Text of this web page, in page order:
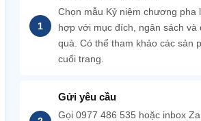
Chọn mẫu Kỷ niệm chương pha
hợp với mục đích, ngân sách và
quà. Có thể tham khảo các sản
cuối trang.
Gửi yêu cầu
Gọi 0977 486 535 hoặc inbox